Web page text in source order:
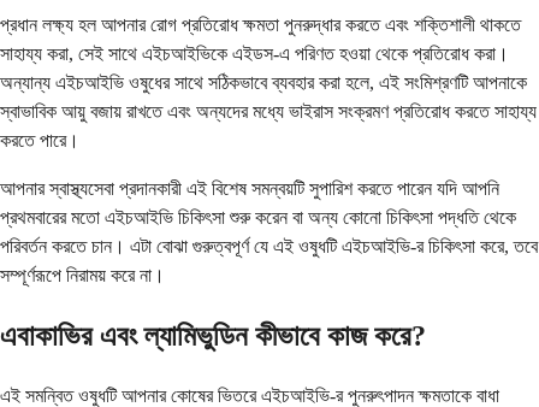
প্রধান লক্ষ্য হল আপনার রোগ প্রতিরোধ ক্ষমতা পুনরুদ্ধার করতে এবং শক্তিশালী থাকতে
সাহায্য করা, সেই সাথে এইচআইভিকে এইডস-এ পরিণত হওয়া থেকে প্রতিরোধ করা।
অন্যান্য এইচআইভি ওষুধের সাথে সঠিকভাবে ব্যবহার করা হলে, এই সংমিশ্রণটি আপনাকে
স্বাভাবিক আয়ু বজায় রাখতে এবং অন্যদের মধ্যে ভাইরাস সংক্রমণ প্রতিরোধ করতে সাহায্য
করতে পারে।
আপনার স্বাস্থ্যসেবা প্রদানকারী এই বিশেষ সমন্বয়টি সুপারিশ করতে পারেন যদি আপনি
প্রথমবারের মতো এইচআইভি চিকিৎসা শুরু করেন বা অন্য কোনো চিকিৎসা পদ্ধতি থেকে
পরিবর্তন করতে চান। এটা বোঝা গুরুত্বপূর্ণ যে এই ওষুধটি এইচআইভি-র চিকিৎসা করে, তবে
সম্পূর্ণরূপে নিরাময় করে না।
এবাকাভির এবং ল্যামিভুডিন কীভাবে কাজ করে?
এই সমন্বিত ওষুধটি আপনার কোষের ভিতরে এইচআইভি-র পুনরুৎপাদন ক্ষমতাকে বাধা